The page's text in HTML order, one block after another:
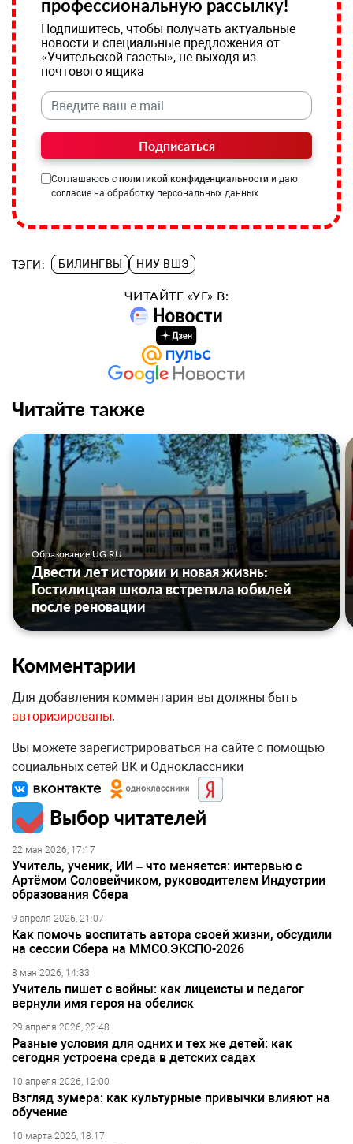
профессиональную рассылку!
Подпишитесь, чтобы получать актуальные
новости и специальные предложения от
«Учительской газеты», не выходя из
почтового ящика
Подписаться
Соглашаюсь с политикой конфиденциальности и даю
согласие на обработку персональных данных
ТЭГИ: БИЛИНГВЫ НИУ ВШЭ
ЧИТАЙТЕ «УГ» В:
Читайте также
Образование UG.RU
Двести лет истории и новая жизнь:
Гостилицкая школа встретила юбилей
после реновации
Комментарии
Для добавления комментария вы должны быть
авторизированы.
Вы можете зарегистрироваться на сайте с помощью
социальных сетей ВК и Одноклассники
Выбор читателей
22 мая 2026, 17:17
Учитель, ученик, ИИ – что меняется: интервью с
Артёмом Соловейчиком, руководителем Индустрии
образования Сбера
9 апреля 2026, 21:07
Как помочь воспитать автора своей жизни, обсудили
на сессии Сбера на ММСО.ЭКСПО-2026
8 мая 2026, 14:33
Учитель пишет с войны: как лицеисты и педагог
вернули имя героя на обелиск
29 апреля 2026, 22:48
Разные условия для одних и тех же детей: как
сегодня устроена среда в детских садах
10 апреля 2026, 12:00
Взгляд зумера: как культурные привычки влияют на
обучение
10 марта 2026, 18:17